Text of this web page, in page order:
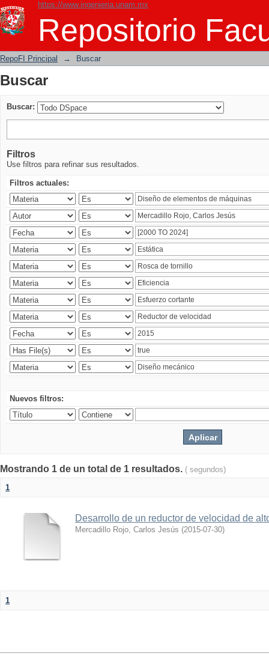
https://www.ingenieria.unam.mx
Repositorio
Buscar
RepoFI Principal → Buscar
Buscar
Buscar:
Filtros
Use filtros para refinar sus resultados.
Filtros actuales:
Nuevos filtros:
Mostrando 1 de un total de 1 resultados. ( segundos)
1
Desarrollo de un reductor de velocidad de
Mercadillo Rojo, Carlos Jesús (2015-07-30)
1